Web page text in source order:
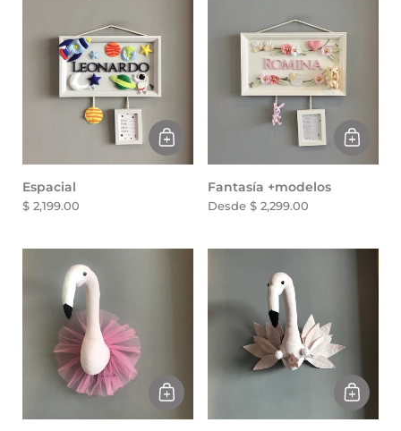
Espacial
$ 2,199.00
Fantasía +modelos
Desde $ 2,299.00